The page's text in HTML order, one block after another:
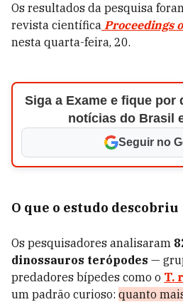
Os resultados da pesquisa
revista científica Proceedings
nesta quarta-feira, 20.
Siga a Exame e fique por
notícias do Brasil
Seguir no
O que o estudo descobriu
Os pesquisadores analisaram
dinossauros terópodes —
predadores bípedes como o T.
um padrão curioso: quanto